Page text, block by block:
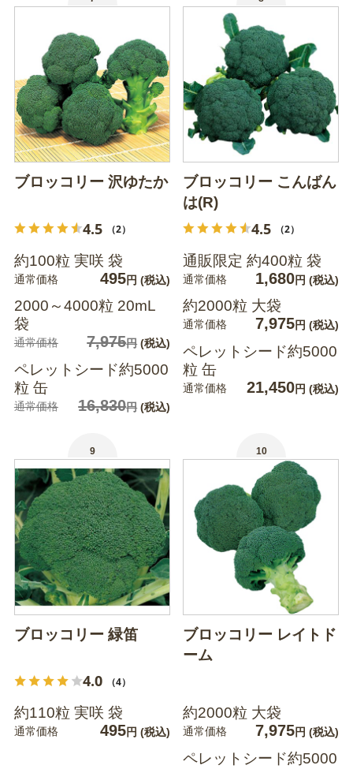
ブロッコリー 沢ゆたか
4.5 （2）
約100粒 実咲 袋
通常価格 495円 (税込)
2000～4000粒 20mL
袋
通常価格 7,975円(税込)
ペレットシード約5000
粒 缶
通常価格 16,830円(税込)
ブロッコリー こんばん
は(R)
4.5 （2）
通販限定 約400粒 袋
通常価格 1,680円 (税込)
約2000粒 大袋
通常価格 7,975円 (税込)
ペレットシード約5000
粒 缶
通常価格 21,450円 (税込)
9
ブロッコリー 緑笛
4.0 （4）
約110粒 実咲 袋
通常価格 495円 (税込)
10
ブロッコリー レイトド
ーム
約2000粒 大袋
通常価格 7,975円 (税込)
ペレットシード約5000